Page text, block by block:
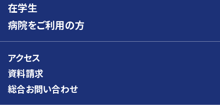
在学生
病院をご利用の方
アクセス
資料請求
総合お問い合わせ